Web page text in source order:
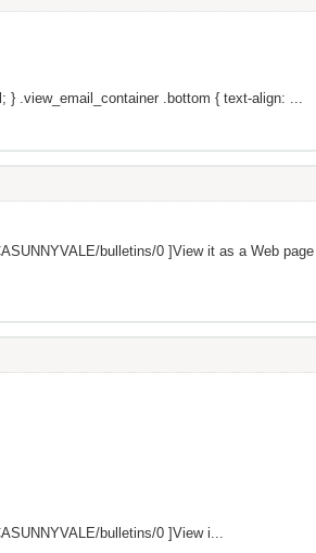
} .view_email_container .bottom { text-align: ...
bulletins/0 ]View it as a Web
bulletins/0 ]View i...